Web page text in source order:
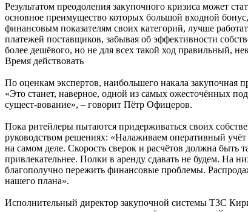
Результатом преодоления закупочного кризиса может
основное преимущество которых большой входной
финансовым показателям своих категорий, лучше
платежей поставщиков, забывая об эффективности
более дешёвого, но не для всех такой ход правильный,
Время действовать
По оценкам экспертов, наибольшего накала закупочная
«Это станет, наверное, одной из самых ожесточённых
сущест-вование», – говорит Пётр Офицеров.
Пока ритейлеры пытаются придерживаться своих
руководством решениях: «Налаживаем оперативный
на самом деле. Скорость сверок и расчётов должна
привлекательнее. Полки в аренду сдавать не будем. На
благополучно пережить финансовые проблемы.
нашего плана».
Исполнительный директор закупочной системы Т3С